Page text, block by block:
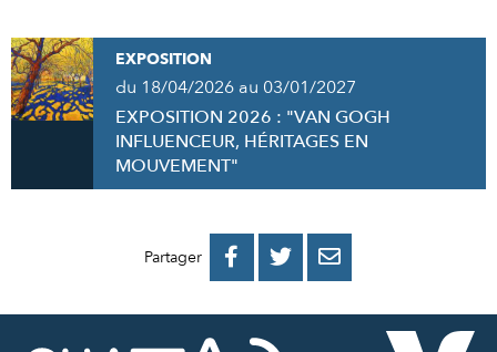
EXPOSITION
du 18/04/2026 au 03/01/2027
EXPOSITION 2026 : "VAN GOGH
INFLUENCEUR, HÉRITAGES EN
MOUVEMENT"
Partager 
PARTAGER
FACEBOOK
PARTAGER
PARTAGER